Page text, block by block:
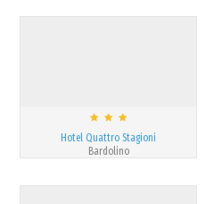
Hotel Quattro Stagioni
Bardolino